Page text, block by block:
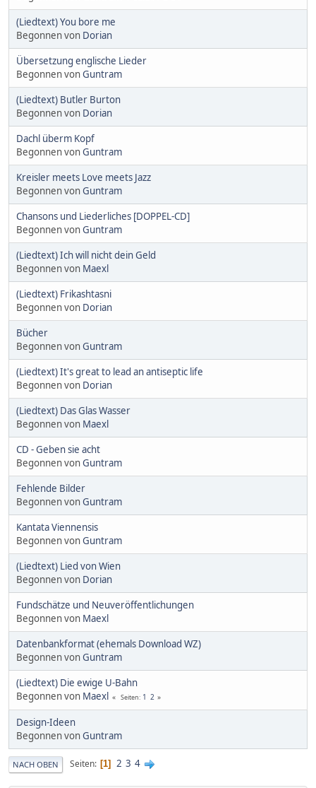
(Liedtext) You bore me
Begonnen von Dorian
Übersetzung englische Lieder
Begonnen vonGuntram
(Liedtext) Butler Burton
Begonnen von Dorian
Dachl überm Kopf
Begonnen vonGuntram
Kreisler meets Love meets Jazz
Begonnen vonGuntram
Chansons und Liederliches [DOPPEL-CD]
Begonnen vonGuntram
(Liedtext) Ich will nicht dein Geld
Begonnen von Maexl
(Liedtext) Frikashtasni
Begonnen von Dorian
Bücher
Begonnen vonGuntram
(Liedtext) It's great to lead an antiseptic life
Begonnen von Dorian
(Liedtext) Das Glas Wasser
Begonnen von Maexl
CD - Geben sie acht
Begonnen vonGuntram
Fehlende Bilder
Begonnen vonGuntram
Kantata Viennensis
Begonnen vonGuntram
(Liedtext) Lied von Wien
Begonnen von Dorian
Fundschätze und Neuveröffentlichungen
Begonnen von Maexl
Datenbankformat (ehemals Download WZ)
Begonnen vonGuntram
(Liedtext) Die ewige U-Bahn
Begonnen von Maexl Seiten 1 2
Design-Ideen
Begonnen vonGuntram
NACH OBEN Seiten 1 2 3 4